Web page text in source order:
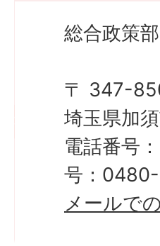
総合政策
〒 347-
埼玉県加
電話番号
号：
メールで